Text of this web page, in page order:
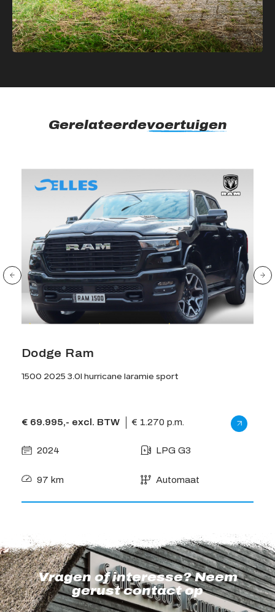
Gerelateerdevoertuigen
Dodge Ram
1500 2025 3.0l hurricane laramie sport
€ 69.995,- excl. BTW € 1.270 p.m.
2024 LPG G3
97 km Automaat
Vragen of interesse? Neem
gerust contact op